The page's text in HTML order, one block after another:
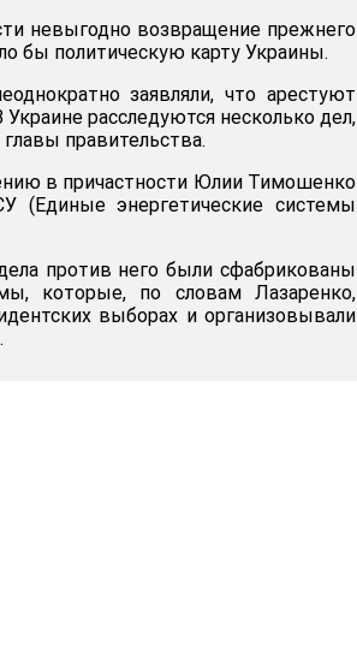
невыгодно возвращение прежнего
бы политическую карту Украины.
заявляли, что арестуют
расследуются несколько дел,
правительства.
в причастности Юлии Тимошенко
(Единые энергетические системы
против него были сфабрикованы
которые, по словам Лазаренко,
выборах и организовывали